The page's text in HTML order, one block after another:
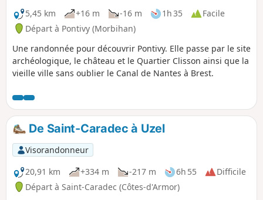
l'eau.5,45 km
+16 m -16 m 1h 35
Facile
Départ à Pontivy (Morbihan)
Une randonnée pour découvrir Pontivy. Elle passe par le site
archéologique, le château et le Quartier Clisson ainsi que la
vieille ville sans oublier le Canal de Nantes à Brest.
De Saint-Caradec à Uzel
Visorandonneur
20,91 km
+334 m -217 m 6h 55
Difficile
Départ à Saint-Caradec (Côtes-d'Armor)